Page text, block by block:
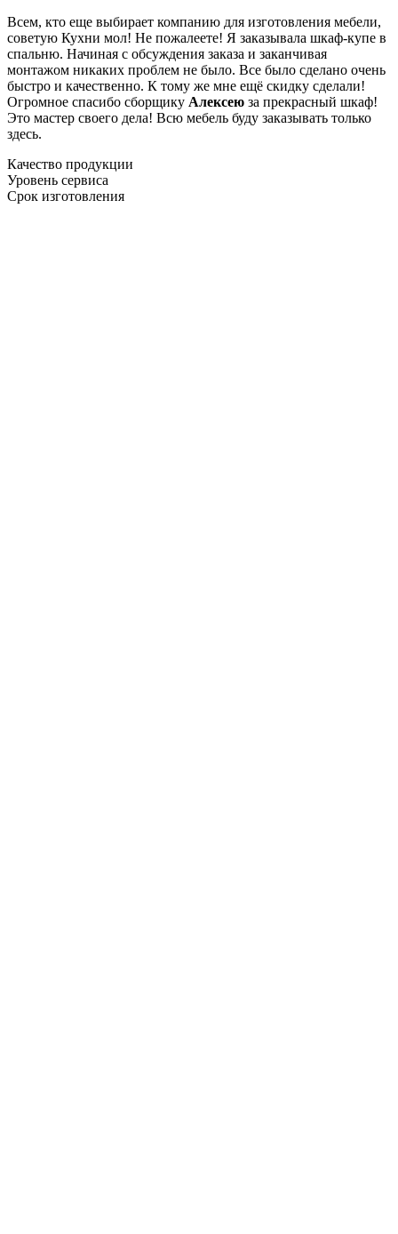
Всем, кто еще выбирает компанию для изготовления мебели,
советую Кухни мол! Не пожалеете! Я заказывала шкаф-купе в
спальню. Начиная с обсуждения заказа и заканчивая
монтажом никаких проблем не было. Все было сделано очень
быстро и качественно. К тому же мне ещё скидку сделали!
Огромное спасибо сборщику Алексею за прекрасный шкаф!
Это мастер своего дела! Всю мебель буду заказывать только
здесь.
Качество продукции
Уровень сервиса
Срок изготовления